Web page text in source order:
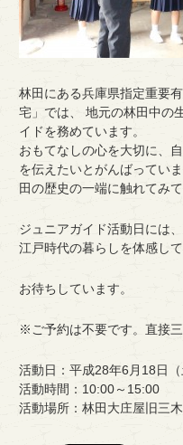
林田にある兵庫県指定重要
宅」では、 地元の林田中の
イドを務めています。
おもてなしの心を大切に、
を伝えたいとがんばってい
田の歴史の一端に触れてみ
ジュニアガイド活動日には
江戸時代の暮らしを体感して
お待ちしています。
※ご予約は不要です。直接三
活動日：平成28年6月18日（
活動時間：10:00～15:00
活動場所：林田大庄屋旧三